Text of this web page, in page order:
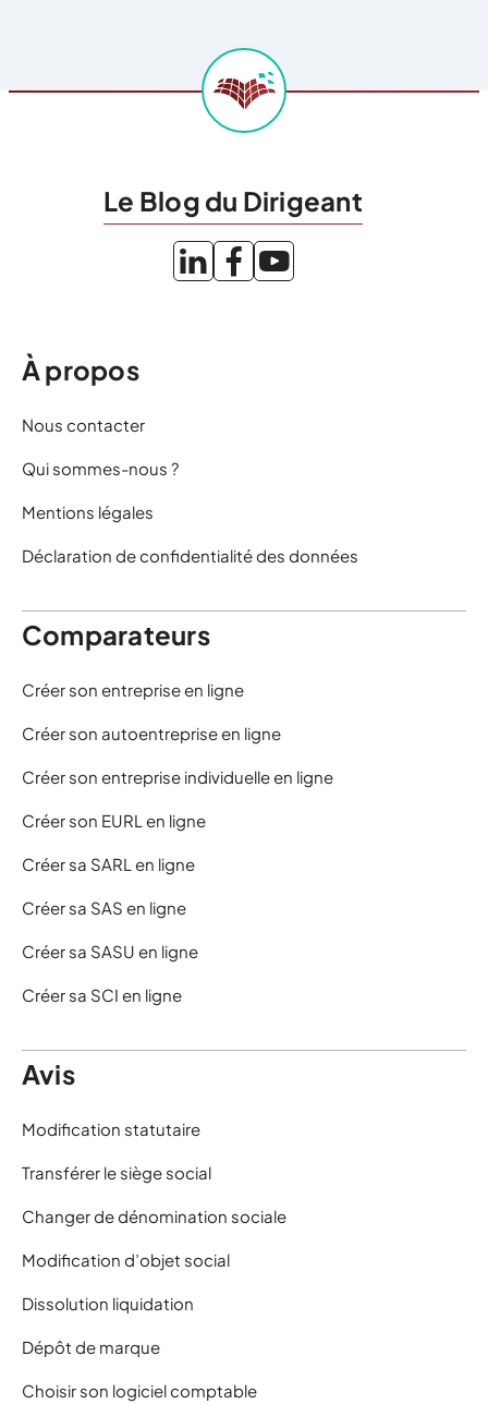
Le Blog du Dirigeant
À propos
Nous contacter
Qui sommes-nous ?
Mentions légales
Déclaration de confidentialité des données
Comparateurs
Créer son entreprise en ligne
Créer son autoentreprise en ligne
Créer son entreprise individuelle en ligne
Créer son EURL en ligne
Créer sa SARL en ligne
Créer sa SAS en ligne
Créer sa SASU en ligne
Créer sa SCI en ligne
Avis
Modification statutaire
Transférer le siège social
Changer de dénomination sociale
Modification d’objet social
Dissolution liquidation
Dépôt de marque
Choisir son logiciel comptable